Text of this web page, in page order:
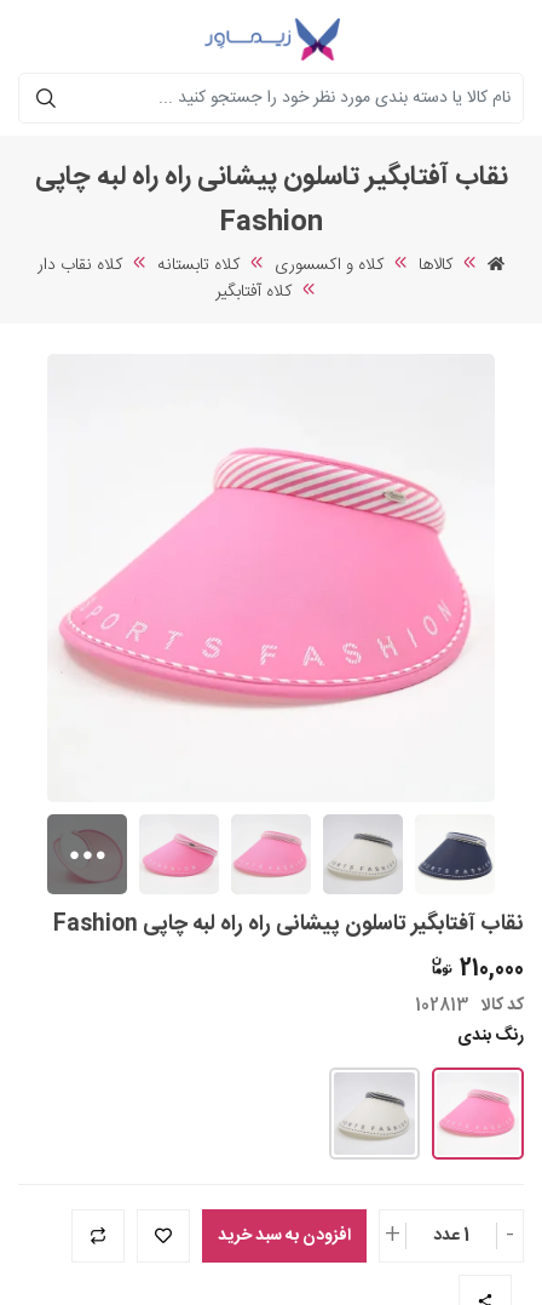
جستجو
نقاب آفتابگیر تاسلون پیشانی راه راه لبه چاپی
Fashion
کالاها کلاه و اکسسوری کلاه تابستانه
کلاه نقاب دار
کلاه آفتابگیر
نقاب آفتابگیر تاسلون پیشانی راه راه لبه چاپی Fashion
210,000
کد کالا 102813
رنگ بندی
- 1 عدد + افزودن به سبد خرید